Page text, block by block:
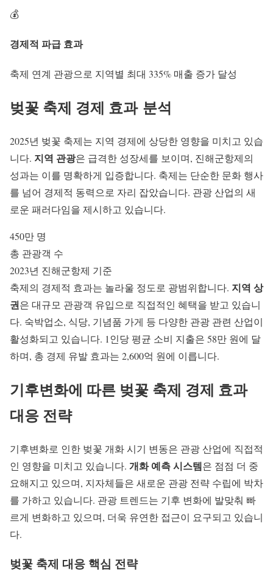
💰
경제적 파급 효과
축제 연계 관광으로 지역별 최대 335% 매출 증가 달성
벚꽃 축제 경제 효과분석
2025년 벚꽃 축제는 지역 경제에 상당한 영향을 미치고 있습
니다. 지역 관광은 급격한 성장세를 보이며, 진해군항제의
성과는 이를 명확하게 입증합니다. 축제는 단순한 문화 행사
를 넘어 경제적 동력으로 자리 잡았습니다. 관광 산업의 새
로운 패러다임을 제시하고 있습니다.
450만 명
총 관광객 수
2023년 진해군항제 기준
축제의 경제적 효과는 놀라울 정도로 광범위합니다. 지역 상
권은 대규모 관광객 유입으로 직접적인 혜택을 받고 있습니
다. 숙박업소, 식당, 기념품 가게 등 다양한 관광 관련 산업이
활성화되고 있습니다. 1인당 평균 소비 지출은 58만 원에 달
하며, 총 경제 유발 효과는 2,600억 원에 이릅니다.
기후변화에 따른 벚꽃 축제 경제 효과
대응 전략
기후변화로 인한 벚꽃 개화 시기 변동은 관광 산업에 직접적
인 영향을 미치고 있습니다. 개화 예측 시스템은 점점 더 중
요해지고 있으며, 지자체들은 새로운 관광 전략 수립에 박차
를 가하고 있습니다. 관광 트렌드는 기후 변화에 발맞춰 빠
르게 변화하고 있으며, 더욱 유연한 접근이 요구되고 있습니
다.
벚꽃 축제 대응 핵심 전략